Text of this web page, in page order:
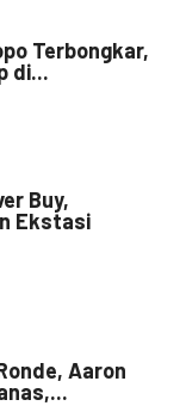
Terbongkar,
di...
Buy,
Ekstasi
Aaron